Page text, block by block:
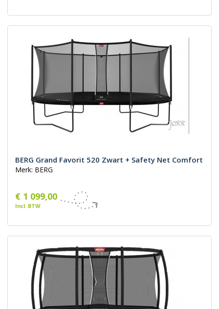
BERG Grand Favorit 520 Zwart + Safety Net Comfort
Merk: BERG
€ 1 099,00
Incl. BTW